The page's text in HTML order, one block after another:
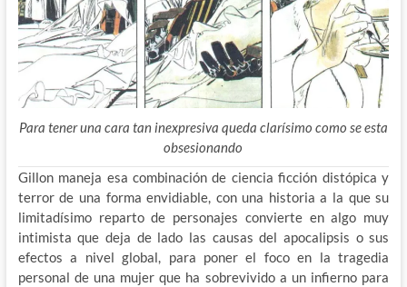
Para tener una cara tan inexpresiva queda clarísimo como se esta
obsesionando
Gillon maneja esa combinación de ciencia ficción distópica y
terror de una forma envidiable, con una historia a la que su
limitadísimo reparto de personajes convierte en algo muy
intimista que deja de lado las causas del apocalipsis o sus
efectos a nivel global, para poner el foco en la tragedia
personal de una mujer que ha sobrevivido a un infierno para